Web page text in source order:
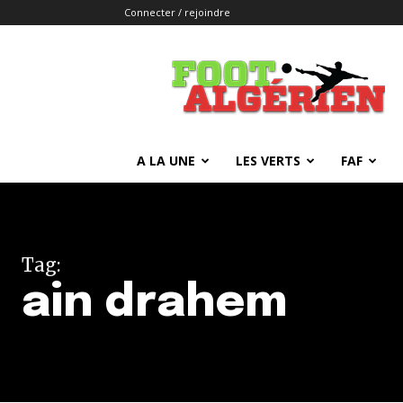
Connecter / rejoindre
FOOTALGERIEN
A LA UNE LES VERTS FAF
Tag:
ain drahem